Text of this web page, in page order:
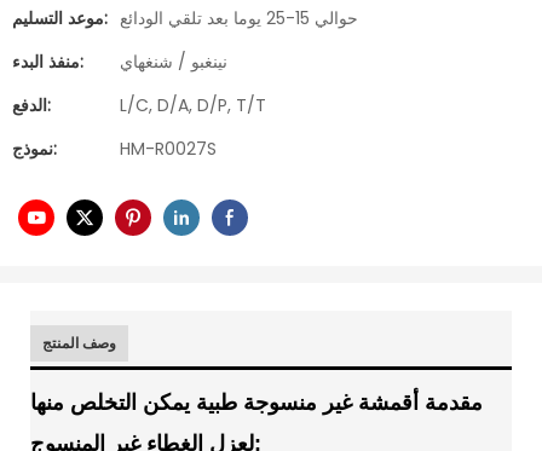
موعد التسليم:
حوالي 15-25 يوما بعد تلقي الودائع
منفذ البدء:
نينغبو / شنغهاي
الدفع:
L/C, D/A, D/P, T/T
نموذج:
HM-R0027S
وصف المنتج
مقدمة أقمشة غير منسوجة طبية يمكن التخلص منها
لعزل الغطاء غير المنسوج: